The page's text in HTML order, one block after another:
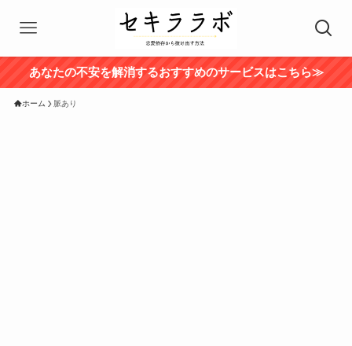
あなたの不安を解消するおすすめのサービスはこちら≫
ホーム 脈あり